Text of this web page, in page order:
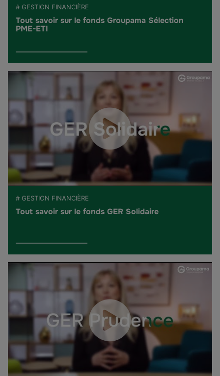
# GESTION FINANCIÈRE
Tout savoir sur le fonds Groupama Sélection
PME-ETI
# GESTION FINANCIÈRE
Tout savoir sur le fonds GER Solidaire